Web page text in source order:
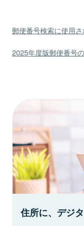
郵便番号検索に使用
2025年度版郵便番号
住所に、デジ